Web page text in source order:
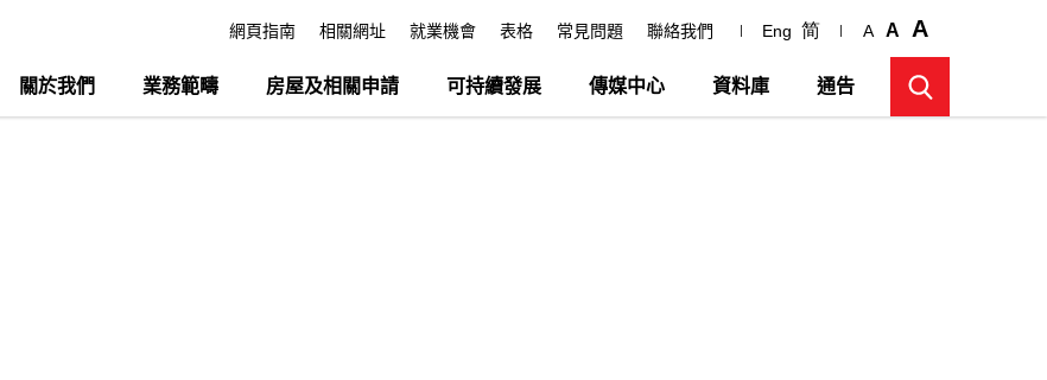
網頁指南 相關網址 就業機會 表格 常見問題 聯絡我們 Eng 简 A A A
關於我們 業務範疇 房屋及相關申請 可持續發展 傳媒中心 資料庫 通告